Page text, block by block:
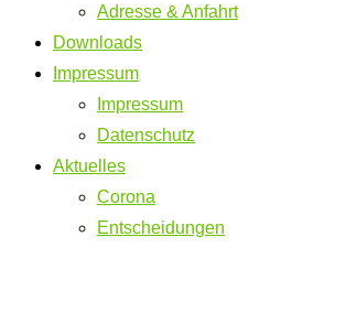
Adresse & Anfahrt
Downloads
Impressum
Impressum
Datenschutz
Aktuelles
Corona
Entscheidungen